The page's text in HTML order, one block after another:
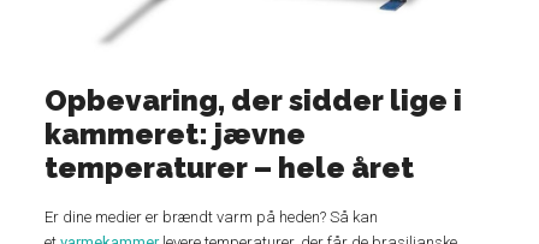
Opbevaring, der sidder lige i
kammeret: jævne
temperaturer – hele året
Er dine medier er brændt varm på heden? Så kan